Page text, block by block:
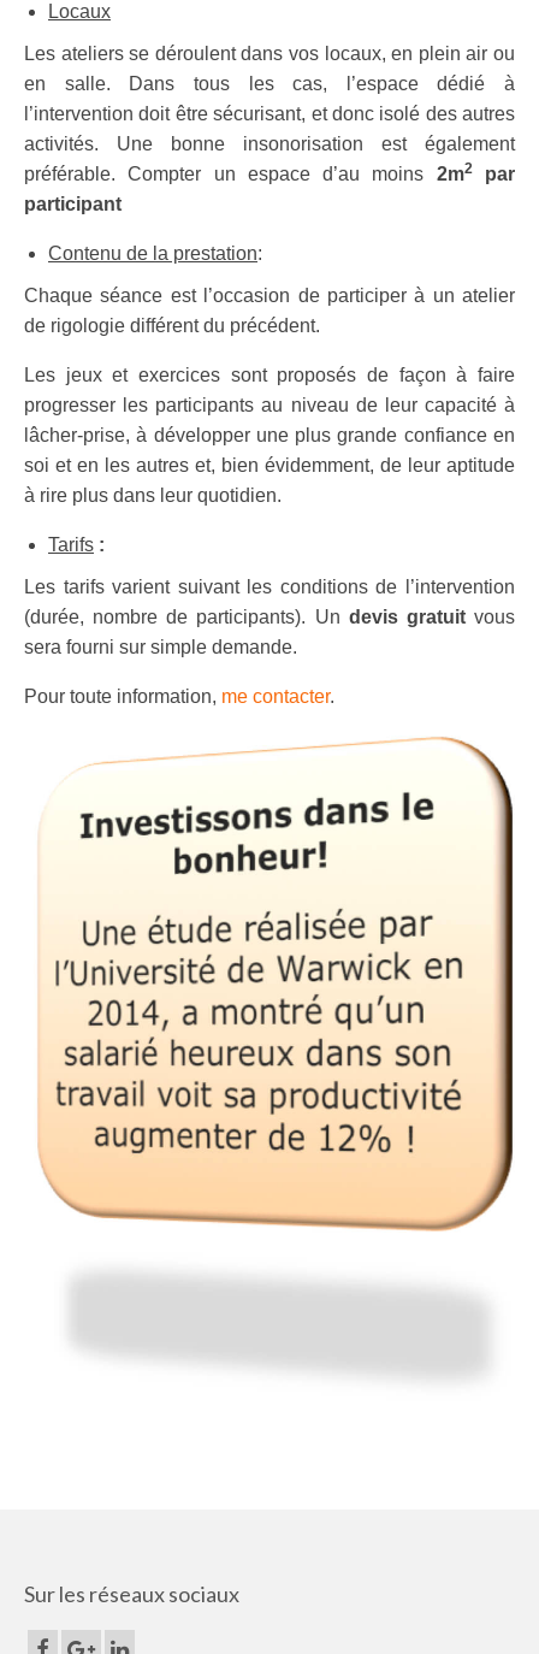
Locaux
Les ateliers se déroulent dans vos locaux, en plein air ou
en salle. Dans tous les cas, l’espace dédié à
l’intervention doit être sécurisant, et donc isolé des autres
activités. Une bonne insonorisation est également
préférable. Compter un espace d’au moins 2m2par
participant
Contenu de la prestation:
Chaque séance est l’occasion de participer à un atelier
de rigologie différent du précédent.
Les jeux et exercices sont proposés de façon à faire
progresser les participants au niveau de leur capacité à
lâcher-prise, à développer une plus grande confiance en
soi et en les autres et, bien évidemment, de leur aptitude
à rire plus dans leur quotidien.
Tarifs :
Les tarifs varient suivant les conditions de l’intervention
(durée, nombre de participants). Un devis gratuitvous
sera fourni sur simple demande.
Pour toute information, me contacter.
Sur les réseaux sociaux